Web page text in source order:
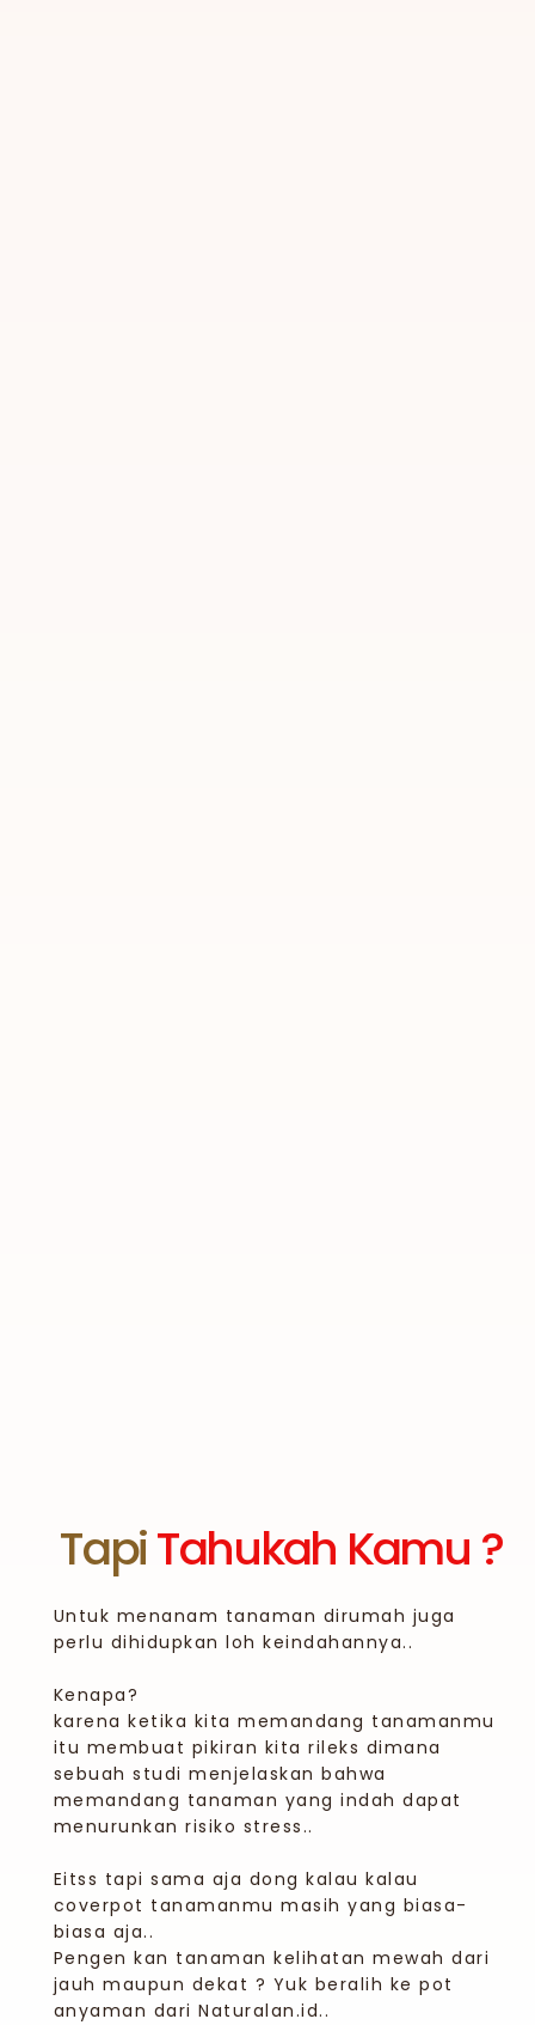
TapiTahukah Kamu ?
Untuk menanam tanaman dirumah juga
perlu dihidupkan loh keindahannya..
Kenapa?
karena ketika kita memandang tanamanmu
itu membuat pikiran kita rileks dimana
sebuah studi menjelaskan bahwa
memandang tanaman yang indah dapat
menurunkan risiko stress..
Eitss tapi sama aja dong kalau kalau
coverpot tanamanmu masih yang biasa-
biasa aja..
Pengen kan tanaman kelihatan mewah dari
jauh maupun dekat ? Yuk beralih ke pot
anyaman dari Naturalan.id..